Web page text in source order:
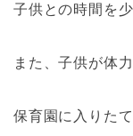
子供との時間を
また、子供が体
保育園に入りたて